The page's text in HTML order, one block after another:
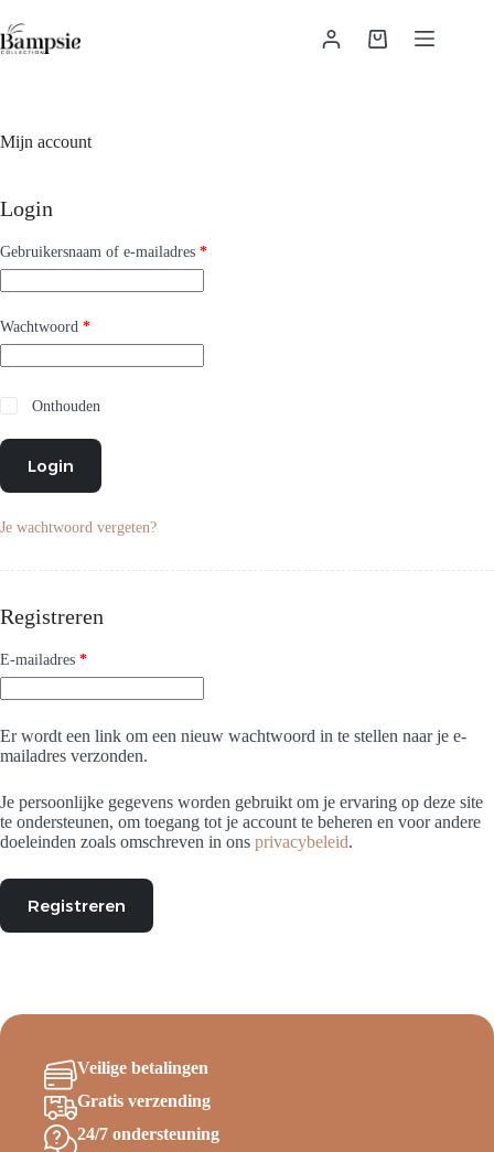
naar
de
Winkelwagen
Mijn account
Login
Gebruikersnaam of e-mailadres *Vereist
Wachtwoord *Vereist
Onthouden
Login
Je wachtwoord vergeten?
Registreren
E-mailadres *Vereist
Er wordt een link om een nieuw wachtwoord in te stellen naar je e-
mailadres verzonden.
Je persoonlijke gegevens worden gebruikt om je ervaring op deze site
te ondersteunen, om toegang tot je account te beheren en voor andere
doeleinden zoals omschreven in ons privacybeleid.
Registreren
Veilige betalingen
Gratis verzending
24/7 ondersteuning